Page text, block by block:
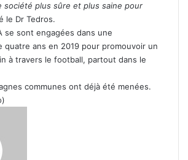
société plus sûre et plus saine pour
le Dr Tedros.
se sont engagées dans une
quatre ans en 2019 pour promouvoir un
à travers le football, partout dans le
communes ont déjà été menées.